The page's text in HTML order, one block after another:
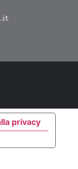
privacy